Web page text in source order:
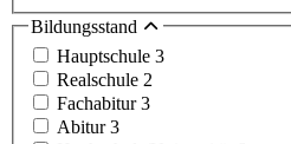
Bildungsstand
Hauptschule 3
Realschule 2
Fachabitur3
Abitur3